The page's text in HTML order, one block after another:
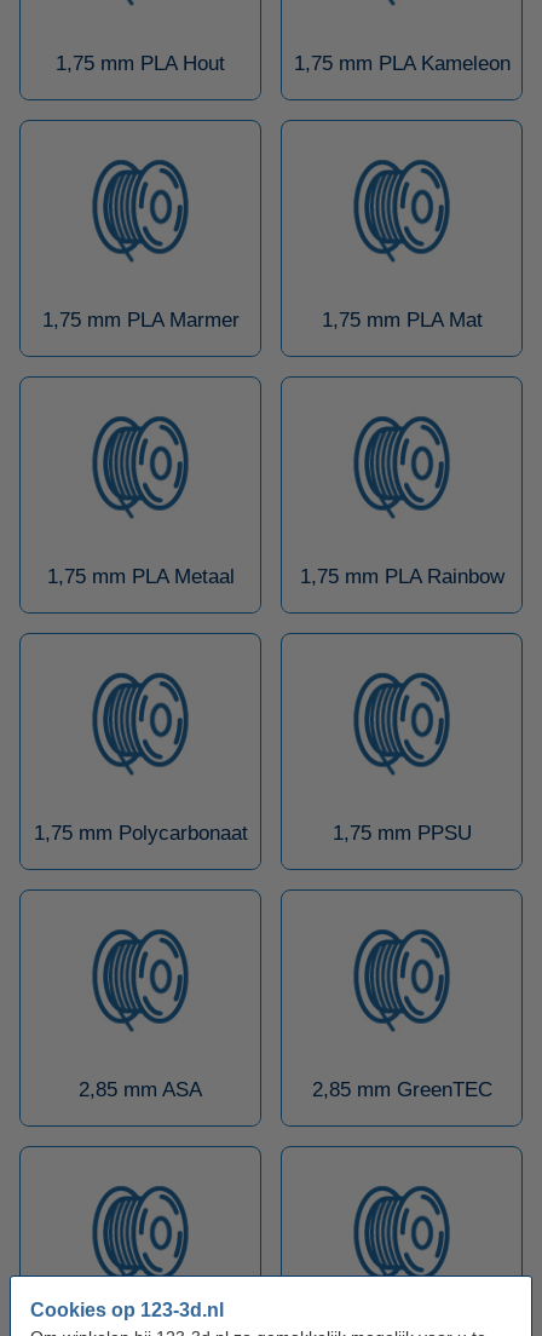
Cookies op 123-3d.nl
1,75 mm PLA Hout 1,75 mm PLA Kameleon
1,75 mm PLA Marmer 1,75 mm PLA Mat
1,75 mm PLA Metaal 1,75 mm PLA Rainbow
1,75 mm Polycarbonaat 1,75 mm PPSU
2,85 mm ASA 2,85 mm GreenTEC